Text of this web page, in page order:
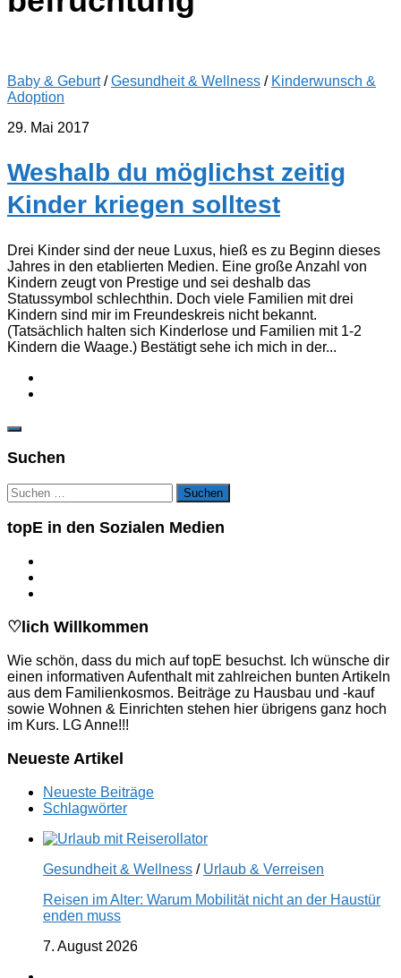
Baby & Geburt/Gesundheit & Wellness / Kinderwunsch &
Adoption
29. Mai 2017
Weshalb du möglichst zeitig
Kinder kriegen solltest
Drei Kinder sind der neue Luxus, hieß es zu Beginn dieses
Jahres in den etablierten Medien. Eine große Anzahl von
Kindern zeugt von Prestige und sei deshalb das
Statussymbol schlechthin. Doch viele Familien mit drei
Kindern sind mir im Freundeskreis nicht bekannt.
(Tatsächlich halten sich Kinderlose und Familien mit 1-2
Kindern die Waage.) Bestätigt sehe ich mich in der...
Suchen
Suchen
nach:
topE in den Sozialen Medien
♡lich Willkommen
Wie schön, dass du mich auf topE besuchst. Ich wünsche dir
einen informativen Aufenthalt mit zahlreichen bunten Artikeln
aus dem Familienkosmos. Beiträge zu Hausbau und -kauf
sowie Wohnen & Einrichten stehen hier übrigens ganz hoch
im Kurs. LG Anne!!!
Neueste Artikel
Neueste Beiträge
Schlagwörter
Gesundheit & Wellness / Urlaub & Verreisen
Reisen im Alter: Warum Mobilität nicht an der Haustür
enden muss
7. August 2026